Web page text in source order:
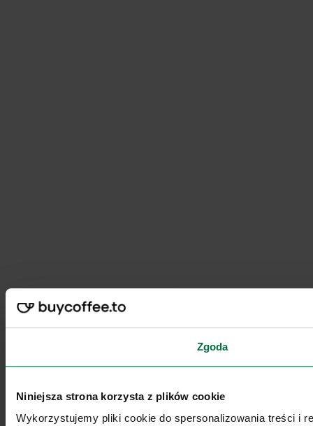
Zgoda
Niniejsza strona korzysta z plików cookie
Wykorzystujemy pliki cookie do spersonalizowania treści i